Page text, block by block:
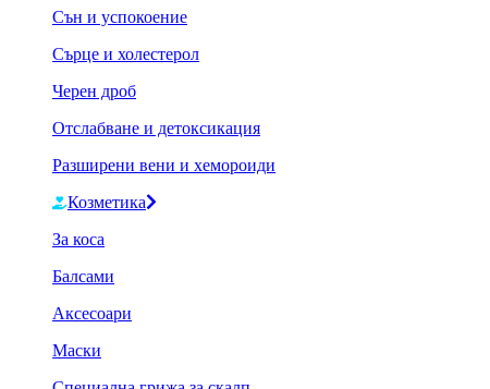
Сън и успокоение
Сърце и холестерол
Черен дроб
Отслабване и детоксикация
Разширени вени и хемороиди
Козметика
За коса
Балсами
Аксесоари
Маски